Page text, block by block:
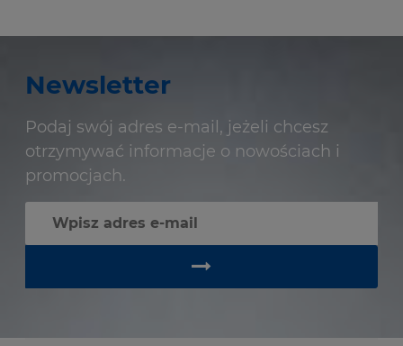
Newsletter
Podaj swój adres e-mail, jeżeli chcesz
otrzymywać informacje o nowościach i
promocjach.